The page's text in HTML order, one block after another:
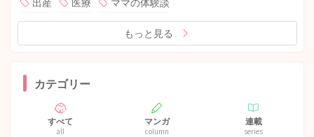
もっと見る
カテゴリー
すべて
all
マンガ
column
連載
series